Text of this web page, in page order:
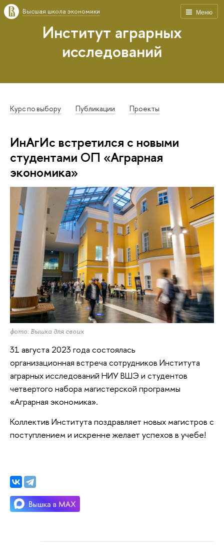
Меню
Высшая школа экономики
Институт аграрных
исследований
Курс по выбору Публикации Проекты
ИнАгИс встретился с новыми
студентами ОП «Аграрная
экономика»
фото: Вышка для своих
31 августа 2023 года состоялась
организационная встреча сотрудников Института
аграрных исследований НИУ ВШЭ и студентов
четвертого набора магистерской программы
«Аграрная экономика».
Коллектив Института поздравляет новых магистров с
поступлением и искренне желает успехов в учебе!